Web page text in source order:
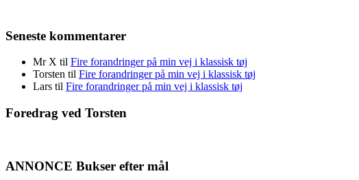
Seneste kommentarer
Mr X til Fire forandringer på min vej i klassisk tøj
Torsten til Fire forandringer på min vej i klassisk tøj
Lars til Fire forandringer på min vej i klassisk tøj
Foredrag ved Torsten
ANNONCE Bukser efter mål